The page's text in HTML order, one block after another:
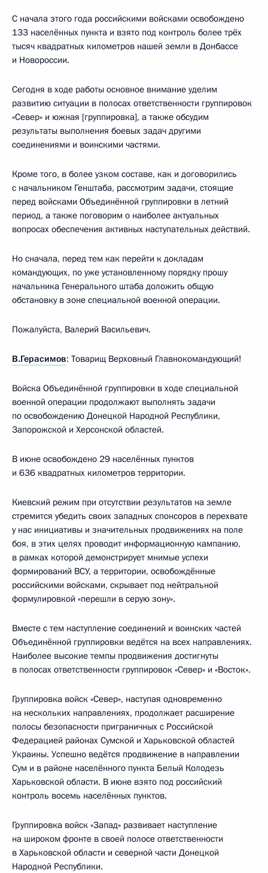
С начала этого года российскими войсками освобождено
133 населённых пункта и взято под контроль более трёх
тысяч квадратных километров нашей земли в Донбассе
и Новороссии.
Сегодня в ходе работы основное внимание уделим
развитию ситуации в полосах ответственности группировок
«Север» и южная [группировка], а также обсудим
результаты выполнения боевых задач другими
соединениями и воинскими частями.
Кроме того, в более узком составе, как и договорились
с начальником Генштаба, рассмотрим задачи, стоящие
перед войсками Объединённой группировки в летний
период, а также поговорим о наиболее актуальных
вопросах обеспечения активных наступательных действий.
Но сначала, перед тем как перейти к докладам
командующих, по уже установленному порядку прошу
начальника Генерального штаба доложить общую
обстановку в зоне специальной военной операции.
Пожалуйста, Валерий Васильевич.
В.Герасимов: Товарищ Верховный Главнокомандующий!
Войска Объединённой группировки в ходе специальной
военной операции продолжают выполнять задачи
по освобождению Донецкой Народной Республики,
Запорожской и Херсонской областей.
В июне освобождено 29 населённых пунктов
и 636 квадратных километров территории.
Киевский режим при отсутствии результатов на земле
стремится убедить своих западных спонсоров в перехвате
у нас инициативы и значительных продвижениях на поле
боя, в этих целях проводит информационную кампанию,
в рамках которой демонстрирует мнимые успехи
формирований ВСУ, а территории, освобождённые
российскими войсками, скрывает под нейтральной
формулировкой «перешли в серую зону».
Вместе с тем наступление соединений и воинских частей
Объединённой группировки ведётся на всех направлениях.
Наиболее высокие темпы продвижения достигнуты
в полосах ответственности группировок «Север» и «Восток».
Группировка войск «Север», наступая одновременно
на нескольких направлениях, продолжает расширение
полосы безопасности приграничных с Российской
Федерацией районах Сумской и Харьковской областей
Украины. Успешно ведётся продвижение в направлении
Сум и в районе населённого пункта Белый Колодезь
Харьковской области. В июне взято под российский
контроль восемь населённых пунктов.
Группировка войск «Запад» развивает наступление
на широком фронте в своей полосе ответственности
в Харьковской области и северной части Донецкой
Народной Республики.